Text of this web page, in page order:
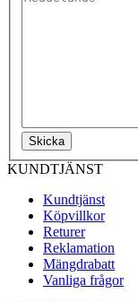
Skicka
KUNDTJÄNST
Kundtjänst
Köpvillkor
Returer
Reklamation
Mängdrabatt
Vanliga frågor